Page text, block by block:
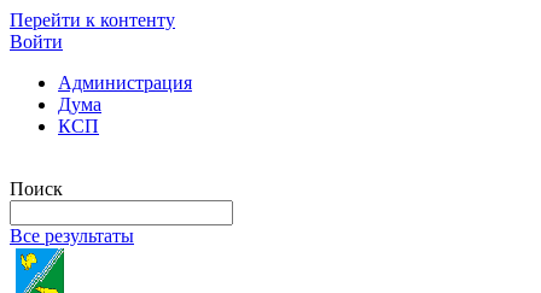
Перейти к контенту
Войти
Администрация
Дума
КСП
Поиск
Все результаты